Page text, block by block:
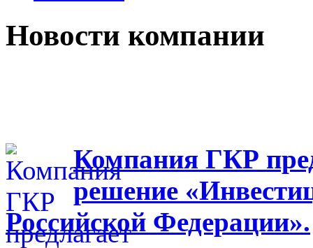
Новости компании
Компания ГКР
решение
Российской Федерации».